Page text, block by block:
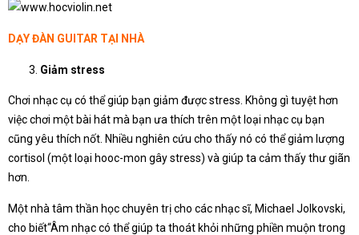
DẠY ĐÀN GUITAR TẠI NHÀ
Giảm stress
Chơi nhạc cụ có thể giúp bạn giảm được stress. Không gì tuyệt hơn
việc chơi một bài hát mà bạn ưa thích trên một loại nhạc cụ bạn
cũng yêu thích nốt. Nhiều nghiên cứu cho thấy nó có thể giảm lượng
cortisol (một loại hooc-mon gây stress) và giúp ta cảm thấy thư giãn
hơn.
Một nhà tâm thần học chuyên trị cho các nhạc sĩ, Michael Jolkovski,
cho biết“Âm nhạc có thể giúp ta thoát khỏi những phiền muộn trong